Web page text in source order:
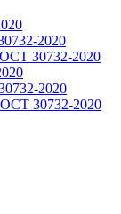
2020
30732-2020
2020
30732-2020